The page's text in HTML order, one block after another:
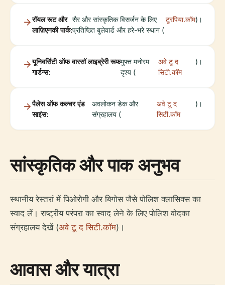
रॉयल रूट और
लाज़िएनकी पार्क:
सैर और सांस्कृतिक विसर्जन के लिए
प्रतिष्ठित बुलेवार्ड और हरे-भरे स्थान (
टूरपिया.कॉम)।
यूनिवर्सिटी ऑफ वारसॉ लाइब्रेरी रूफ
गार्डन्स:
मुफ्त मनोरम
दृश्य (
अवे टू द
सिटी.कॉम
)।
पैलेस ऑफ कल्चर एंड
साइंस:
अवलोकन डेक और
संग्रहालय (
अवे टू द
सिटी.कॉम
)।
सांस्कृतिक और पाक अनुभव
स्थानीय रेस्तरां में पिओरोगी और बिगोस जैसे पोलिश क्लासिक्स का
स्वाद लें। राष्ट्रीय परंपरा का स्वाद लेने के लिए पोलिश वोदका
संग्रहालय देखें (अवे टू द सिटी.कॉम)।
आवास और यात्रा